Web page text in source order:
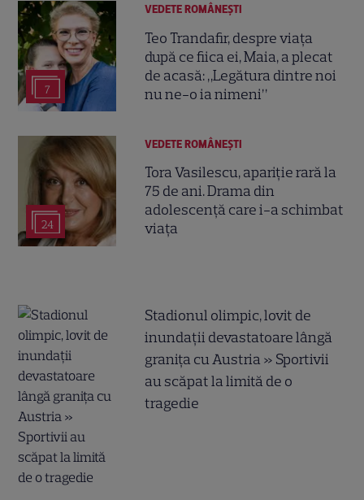
7
VEDETE ROMÂNEŞTI
Teo Trandafir, despre viața
după ce fiica ei, Maia, a plecat
de acasă: „Legătura dintre noi
nu ne-o ia nimeni”
24
VEDETE ROMÂNEŞTI
Tora Vasilescu, apariție rară la
75 de ani. Drama din
adolescență care i-a schimbat
viața
Stadionul olimpic, lovit de
inundații devastatoare lângă
granița cu Austria » Sportivii
au scăpat la limită de o
tragedie